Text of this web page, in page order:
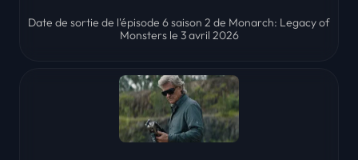
Date de sortie de l'épisode 6 saison 2 de Monarch: Legacy of
Monsters le 3 avril 2026